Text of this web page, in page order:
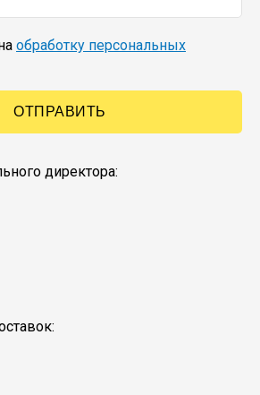
обработку персональных
директора: